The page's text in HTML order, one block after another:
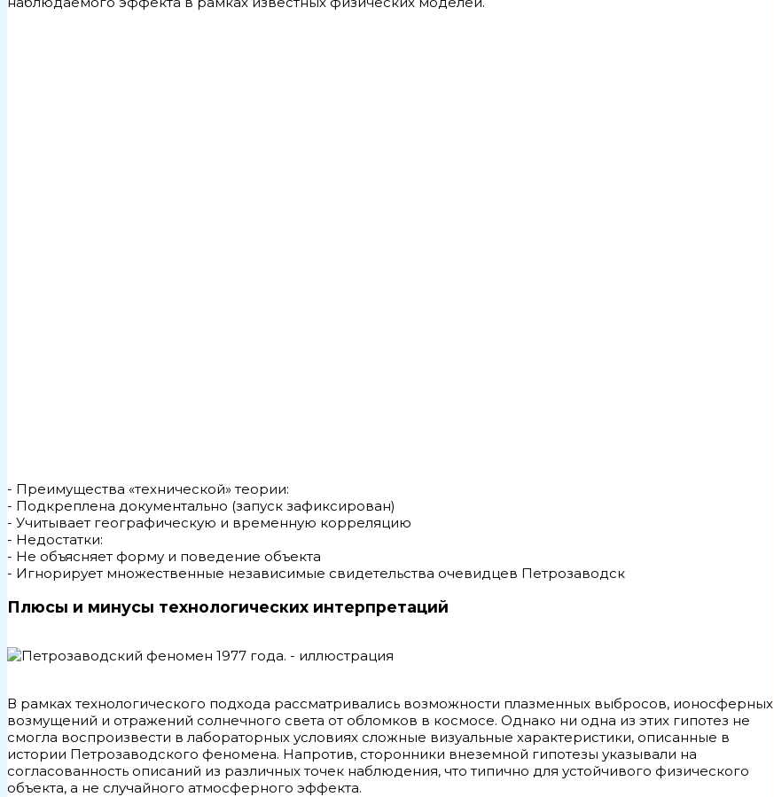
- Преимущества «технической» теории:
- Подкреплена документально (запуск зафиксирован)
- Учитывает географическую и временную корреляцию
- Недостатки:
- Не объясняет форму и поведение объекта
- Игнорирует множественные независимые свидетельства очевидцев Петрозаводск
Плюсы и минусы технологических интерпретаций
В рамках технологического подхода рассматривались возможности плазменных выбросов, ионосферных
возмущений и отражений солнечного света от обломков в космосе. Однако ни одна из этих гипотез не
смогла воспроизвести в лабораторных условиях сложные визуальные характеристики, описанные в
истории Петрозаводского феномена. Напротив, сторонники внеземной гипотезы указывали на
согласованность описаний из различных точек наблюдения, что типично для устойчивого физического
объекта, а не случайного атмосферного эффекта.